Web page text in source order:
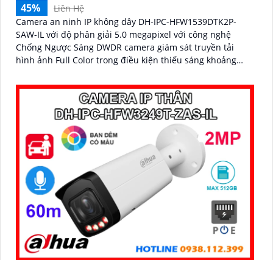
45%
Liên Hệ
Camera an ninh IP không dây DH-IPC-HFW1539DTK2P-
SAW-IL với độ phân giải 5.0 megapixel với công nghệ
Chống Ngược Sáng DWDR camera giám sát truyền tải
hình ảnh Full Color trong điều kiện thiếu sáng khoảng